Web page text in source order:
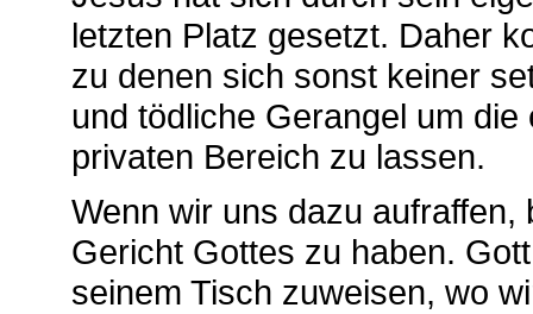
letzten Platz gesetzt. Daher
zu denen sich sonst keiner
und tödliche Gerangel um
privaten Bereich zu lassen.
Wenn wir uns dazu
Gericht Gottes zu haben.
seinem Tisch zuweisen, wo